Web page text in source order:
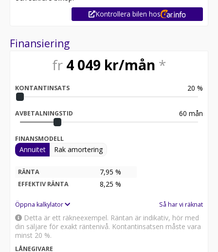
Kontrollera bilen hos
Finansiering
fr 4 049 kr/mån *
KONTANTINSATS 20 %
AVBETALNINGSTID 60 mån
FINANSMODELL
Annuitet Rak amortering
RÄNTA 7,95 %
EFFEKTIV RÄNTA 8,25 %
Öppna kalkylator Så har vi räknat
Detta är ett räkneexempel. Räntan är indikativ, hör med
din säljare för exakt räntenivå. Kontantinsatsen måste vara
minst 20 %.
LÅNEGIVARE